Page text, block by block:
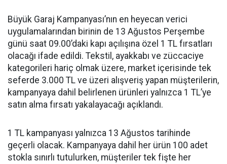
Büyük Garaj Kampanyası’nın en heyecan verici
uygulamalarından birinin de 13 Ağustos Perşembe
günü saat 09.00’daki kapı açılışına özel 1 TL fırsatları
olacağı ifade edildi. Tekstil, ayakkabı ve züccaciye
kategorileri hariç olmak üzere, market içerisinde tek
seferde 3.000 TL ve üzeri alışveriş yapan müşterilerin,
kampanyaya dahil belirlenen ürünleri yalnızca 1 TL’ye
satın alma fırsatı yakalayacağı açıklandı.
1 TL kampanyası yalnızca 13 Ağustos tarihinde
geçerli olacak. Kampanyaya dahil her ürün 100 adet
stokla sınırlı tutulurken, müşteriler tek fişte her